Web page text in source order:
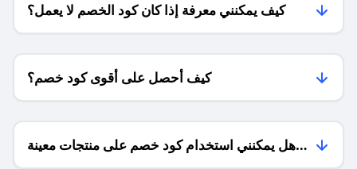
كيف يمكنني معرفة إذا كان كود الخصم لا يعمل؟
كيف أحصل على أقوى كود خصم؟
هل يمكنني استخدام كود خصم على منتجات معينة
فقط؟